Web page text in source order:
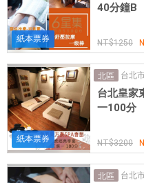
紙本票券
40分鐘B
1250
紙本票券
北區 台北
台北皇家
一100分
3200
北區 台北